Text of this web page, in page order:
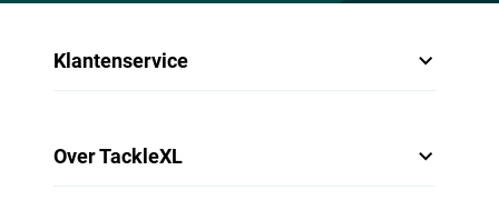
Klantenservice
Over TackleXL